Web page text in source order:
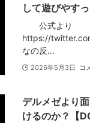
して遊びやす
公式より
https://
なの反...
2026年5月3日 コ
デルメゼより
けるのか？【